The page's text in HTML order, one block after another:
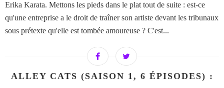
Erika Karata. Mettons les pieds dans le plat tout de suite : est-ce
qu'une entreprise a le droit de traîner son artiste devant les tribunaux
sous prétexte qu'elle est tombée amoureuse ? C'est...
ALLEY CATS (SAISON 1, 6 ÉPISODES) :